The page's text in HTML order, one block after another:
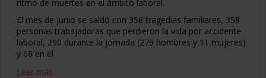
ritmo de muertes en el ámbito laboral.
El mes de junio se saldó con 358 tragedias familiares, 358
personas trabajadoras que perdieron la vida por accidente
laboral, 290 durante la jornada (279 hombres y 11 mujeres)
y 68 en el
Leer más